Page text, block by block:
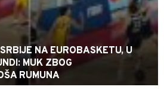
NA EUROBASKETU, U
MUK ZBOG
RUMUNA